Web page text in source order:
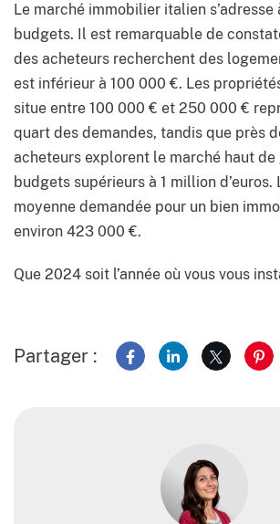
Le marché immobilier italien s’adresse
budgets. Il est remarquable de
des acheteurs recherchent des
est inférieur à 100 000 €. Les
situe entre 100 000 € et 250 000 €
quart des demandes, tandis que près
acheteurs explorent le marché haut de
budgets supérieurs à 1 million d’euros.
moyenne demandée pour un bien
environ 423 000 €.
Que 2024 soit l’année où vous vous
Partager : Partager sur Facebook
Partager sur
Partager